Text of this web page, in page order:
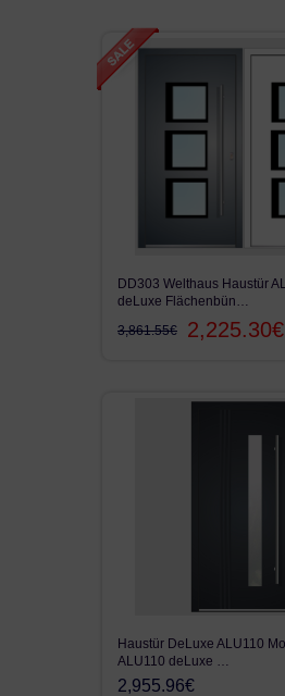
ALU110FB
AUF LAGER
VON KUNDEN
GEFRÄST
SEITENTEIL
FENSTER
DD303 Welthaus Haustür
deLuxe Flächenbün…
3,861.55€
2,225.30€
Haustür DeLuxe ALU110
ALU110 deLuxe …
2,955.96€